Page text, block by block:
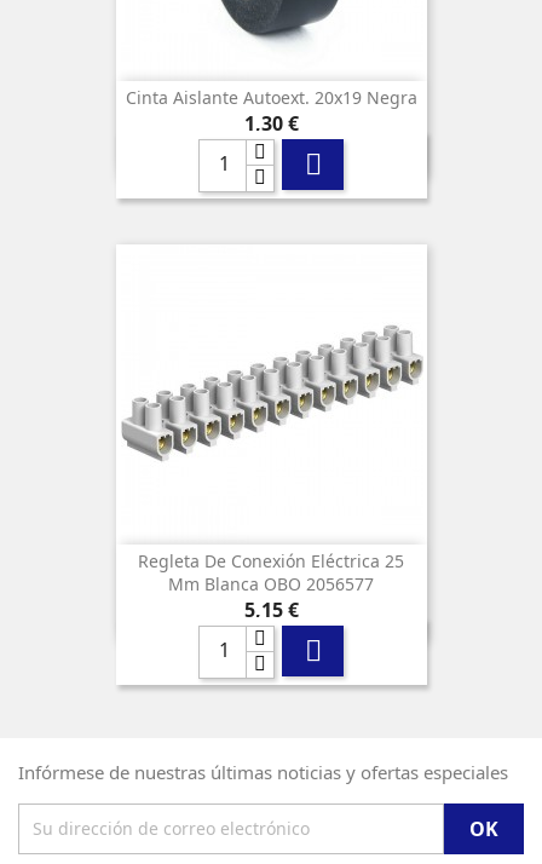
Cinta Aislante Autoext. 20x19 Negra
Precio
1,30 €

Regleta De Conexión Eléctrica 25
Mm Blanca OBO 2056577
Precio
5,15 €

Infórmese de nuestras últimas noticias y ofertas especiales